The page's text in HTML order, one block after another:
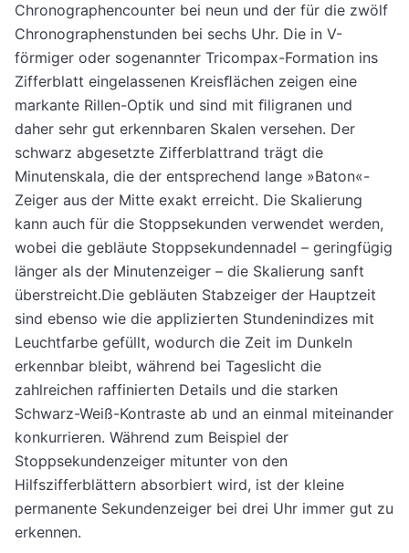
Chronographencounter bei neun und der für die zwölf
Chronographenstunden bei sechs Uhr. Die in V-
förmiger oder sogenannter Tricompax-Formation ins
Zifferblatt eingelassenen Kreisﬂächen zeigen eine
markante Rillen-Optik und sind mit ﬁligranen und
daher sehr gut erkennbaren Skalen versehen. Der
schwarz abgesetzte Zifferblattrand trägt die
Minutenskala, die der entsprechend lange »Baton«-
Zeiger aus der Mitte exakt erreicht. Die Skalierung
kann auch für die Stoppsekunden verwendet werden,
wobei die gebläute Stoppsekundennadel – geringfügig
länger als der Minutenzeiger – die Skalierung sanft
überstreicht.Die gebläuten Stabzeiger der Hauptzeit
sind ebenso wie die applizierten Stundenindizes mit
Leuchtfarbe gefüllt, wodurch die Zeit im Dunkeln
erkennbar bleibt, während bei Tageslicht die
zahlreichen raffinierten Details und die starken
Schwarz-Weiß-Kontraste ab und an einmal miteinander
konkurrieren. Während zum Beispiel der
Stoppsekundenzeiger mitunter von den
Hilfszifferblättern absorbiert wird, ist der kleine
permanente Sekundenzeiger bei drei Uhr immer gut zu
erkennen.